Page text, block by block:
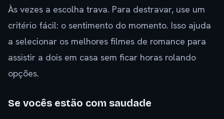
Às vezes a escolha trava. Para destravar, use um
critério fácil: o sentimento do momento. Isso ajuda
a selecionar os melhores filmes de romance para
assistir a dois em casa sem ficar horas rolando
opções.
Se vocês estão com saudade